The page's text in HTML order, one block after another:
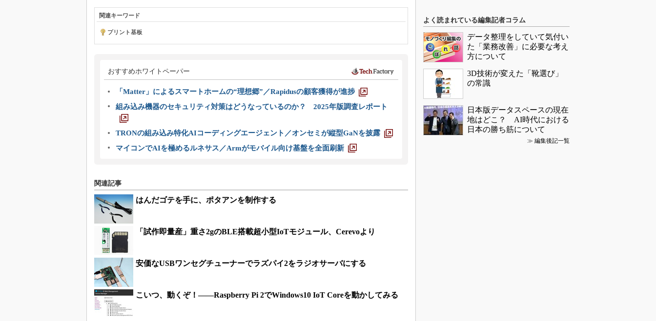
関連キーワード
プリント基板
おすすめホワイトペーパー
「Matter」によるスマートホームの“理想郷”／Rapidusの顧客獲得が進捗
組み込み機器のセキュリティ対策はどうなっているのか？ 2025年版調査レポート
TRONの組み込み特化AIコーディングエージェント／オンセミが縦型GaNを披露
マイコンでAIを極めるルネサス／Armがモバイル向け基盤を全面刷新
関連記事
はんだゴテを手に、ポタアンを制作する
「試作即量産」重さ2gのBLE搭載超小型IoTモジュール、Cerevoより
安価なUSBワンセグチューナーでラズパイ2をラジオサーバにする
こいつ、動くぞ！――Raspberry Pi 2でWindows10 IoT Coreを動かしてみる
よく読まれている編集記者コラム
データ整理をしていて気付い
た「業務改善」に必要な考え
方について
3D技術が変えた「靴選び」
の常識
日本版データスペースの現在
地はどこ？ AI時代における
日本の勝ち筋について
≫ 編集後記一覧